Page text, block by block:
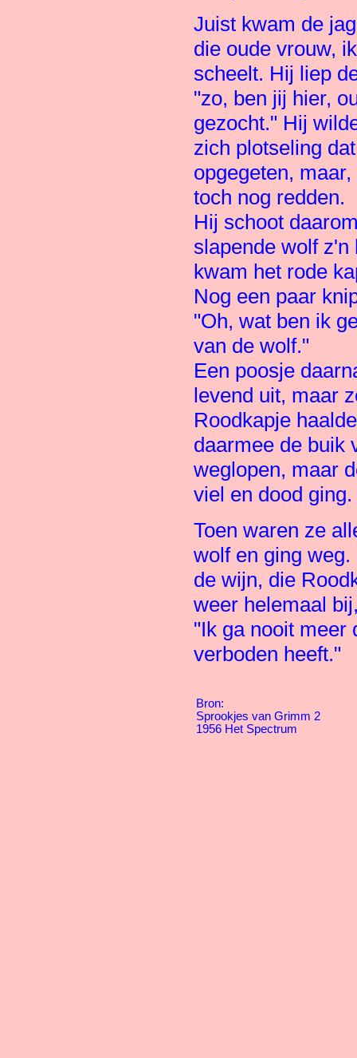
Juist kwam de
die oude vrouw,
scheelt. Hij liep
"zo, ben jij hier,
gezocht." Hij
zich plotseling
opgegeten,
toch nog redden.
Hij schoot
slapende wolf z'n
kwam het rode
Nog een paar
"Oh, wat ben ik
van de wolf."
Een poosje
levend uit, maar
Roodkapje
daarmee de buik
weglopen, maar
viel en dood ging.
Toen waren ze
wolf en ging
de wijn, die
weer helemaal
"Ik ga nooit meer
verboden heeft."
Bron:
Sprookjes van Grimm 2
1956 Het Spectrum